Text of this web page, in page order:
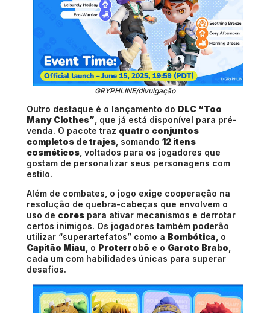
GRYPHLINE/divulgação
Outro destaque é o lançamento do DLC “Too
Many Clothes” , que já está disponível para pré-
venda. O pacote traz quatro conjuntos
completos de trajes , somando 12 itens
cosméticos , voltados para os jogadores que
gostam de personalizar seus personagens com
estilo.
Além de combates, o jogo exige cooperação na
resolução de quebra-cabeças que envolvem o
uso de cores para ativar mecanismos e derrotar
certos inimigos. Os jogadores também poderão
utilizar “superartefatos” como a Bombótica , o
Capitão Miau , o Proterrobô e o Garoto Brabo
cada um com habilidades únicas para superar
desafios.